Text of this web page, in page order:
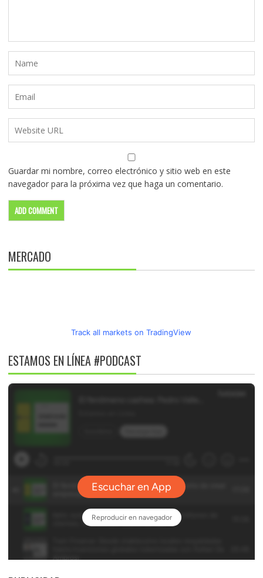
Guardar mi nombre, correo electrónico y sitio web en este
navegador para la próxima vez que haga un comentario.
MERCADO
Track all markets on TradingView
ESTAMOS EN LÍNEA #PODCAST